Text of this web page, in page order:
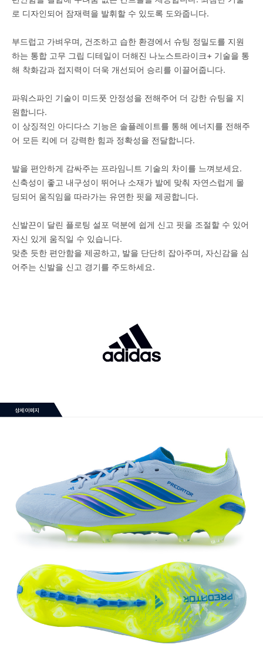
로 디자인되어 잠재력을 발휘할 수 있도록 도와줍니다.
부드럽고 가벼우며, 건조하고 습한 환경에서 슈팅 정밀도를 지원
하는 통합 고무 그립 디테일이 더해진 나노스트라이크+ 기술을 통
해 착화감과 접지력이 더욱 개선되어 승리를 이끌어줍니다.
파워스파인 기술이 미드풋 안정성을 전해주어 더 강한 슈팅을 지
원합니다.
이 상징적인 아디다스 기능은 솔플레이트를 통해 에너지를 전해주
어 모든 킥에 더 강력한 힘과 정확성을 전달합니다.
발을 편안하게 감싸주는 프라임니트 기술의 차이를 느껴보세요.
신축성이 좋고 내구성이 뛰어나 소재가 발에 맞춰 자연스럽게 몰
딩되어 움직임을 따라가는 유연한 핏을 제공합니다.
신발끈이 달린 플로팅 설포 덕분에 쉽게 신고 핏을 조절할 수 있어
자신 있게 움직일 수 있습니다.
맞춘 듯한 편안함을 제공하고, 발을 단단히 잡아주며, 자신감을 심
어주는 신발을 신고 경기를 주도하세요.